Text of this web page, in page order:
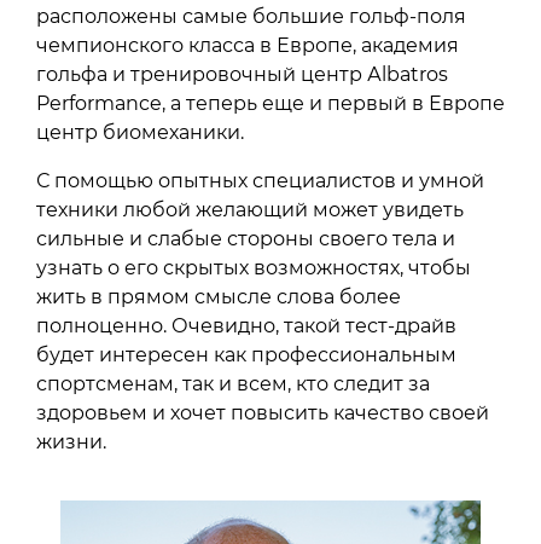
расположены самые большие гольф-поля
чемпионского класса в Европе, академия
гольфа и тренировочный центр Аlbatros
Performance, а теперь еще и первый в Европе
центр биомеханики.
С помощью опытных специалистов и умной
техники любой желающий может увидеть
сильные и слабые стороны своего тела и
узнать о его скрытых возможностях, чтобы
жить в прямом смысле слова более
полноценно. Очевидно, такой тест-драйв
будет интересен как профессиональным
спортсменам, так и всем, кто следит за
здоровьем и хочет повысить качество своей
жизни.